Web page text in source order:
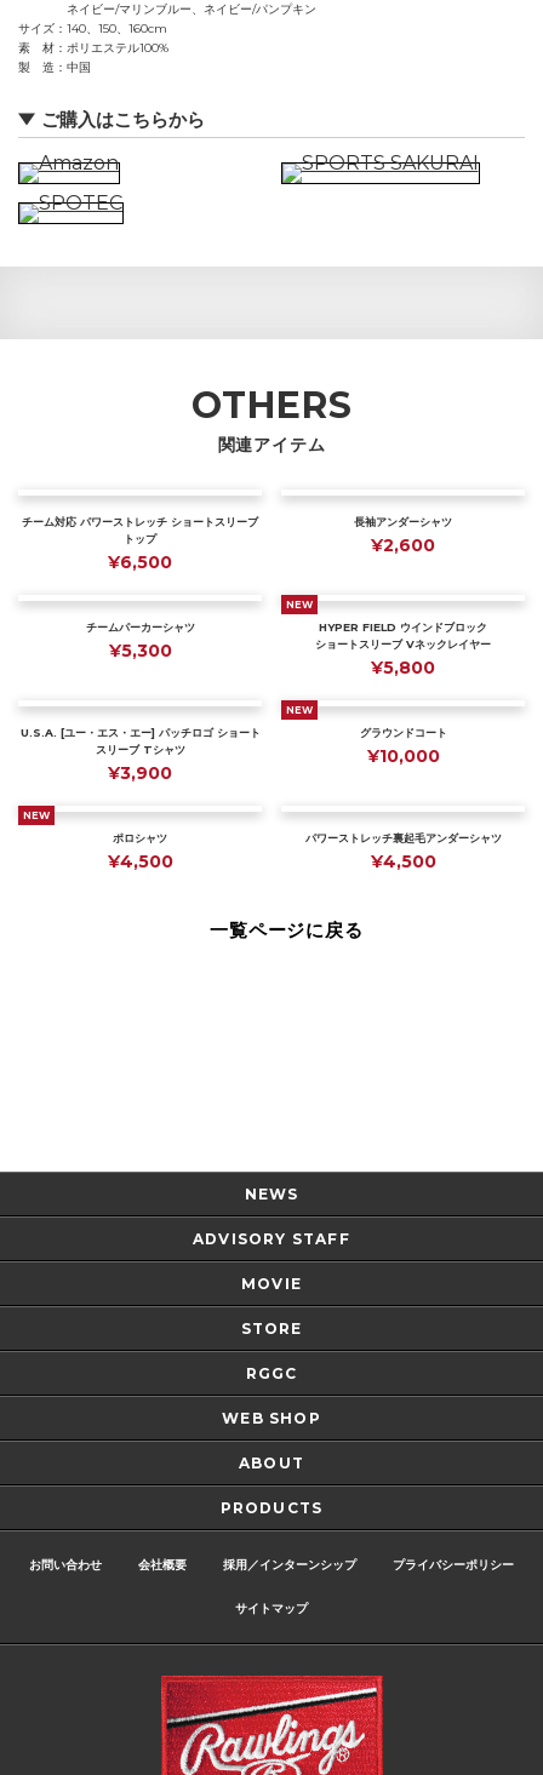
ネイビー/マリンブルー、ネイビー/パンプキン
サイズ
140、150、160cm
素 材
ポリエステル100%
製 造
中国
ご購入はこちらから
OTHERS
関連アイテム
チーム対応 パワーストレッチ ショートスリーブ
トップ
¥6,500
長袖アンダーシャツ
¥2,600
チームパーカーシャツ
¥5,300
NEW
HYPER FIELD ウインドブロック
ショートスリーブ Vネックレイヤー
¥5,800
U.S.A. [ユー・エス・エー] パッチロゴ ショート
スリーブ Tシャツ
¥3,900
NEW
グラウンドコート
¥10,000
NEW
ポロシャツ
¥4,500
パワーストレッチ裏起毛アンダーシャツ
¥4,500
一覧ページに戻る
NEWS
ADVISORY STAFF
MOVIE
STORE
RGGC
WEB SHOP
ABOUT
PRODUCTS
お問い合わせ 会社概要 採用／インターンシップ プライバシーポリシー
サイトマップ